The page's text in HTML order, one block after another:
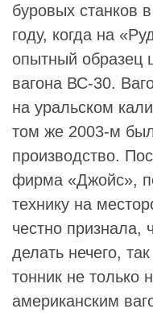
буровых станков
году, когда на
опытный образец
вагона ВС-30.
на уральском
том же 2003-м
производство.
фирма «Джойс»,
технику на
честно признала,
делать нечего,
тонник не только
американским